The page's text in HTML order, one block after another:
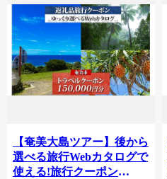
【奄美大島ツアー】後から
選べる旅行Webカタログで
使える!旅行クーポン